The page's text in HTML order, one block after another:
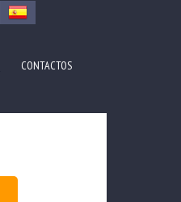
CONTACTOS